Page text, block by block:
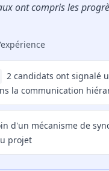
ont compris les
2 candidats ont signalé
la communication
d'un mécanisme de
projet